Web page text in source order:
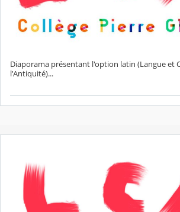
Diaporama présentant l'option latin (Langue et
l'Antiquité)...